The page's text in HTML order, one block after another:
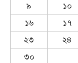
৯
১০
১৬
১৭
২৩
২৪
৩০